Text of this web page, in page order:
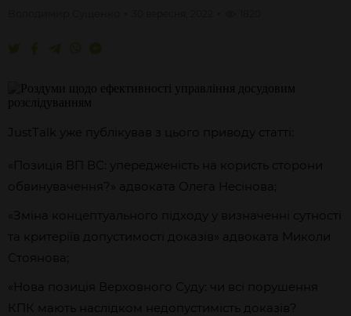
JustTalk уже публікував з цього приводу статті:
«Позиція ВП ВС: упередженість на користь сторони
обвинувачення?» адвоката Олега Несінова;
«Зміна концептуального підходу у визначенні сутності
та критеріїв допустимості доказів» адвоката Миколи
Стоянова;
«Нова позиція Верховного Суду: чи всі порушення
КПК мають наслідком недопустимість доказів?